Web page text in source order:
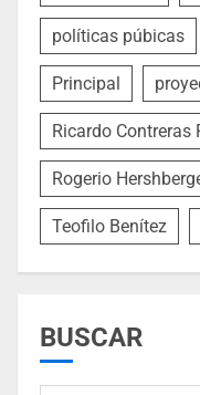
políticas púbicas
Principal
Ricardo Contreras
Rogerio
Teofilo Benítez
BUSCAR